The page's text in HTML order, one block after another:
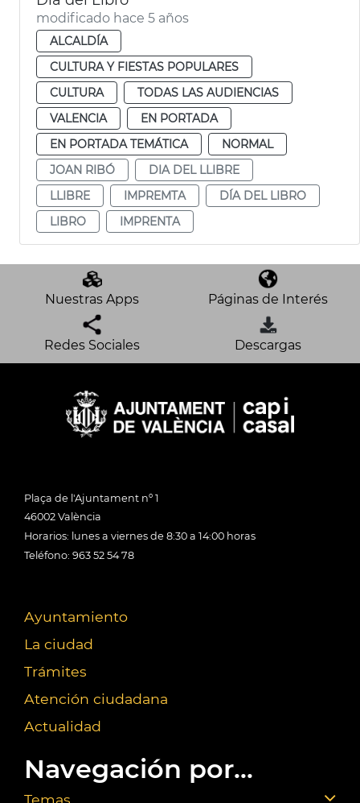
modificado hace 5 años
ALCALDÍA
CULTURA Y FIESTAS POPULARES
CULTURA
TODAS LAS AUDIENCIAS
VALENCIA
EN PORTADA
EN PORTADA TEMÁTICA
NORMAL
JOAN RIBÓ
DIA DEL LLIBRE
LLIBRE
IMPREMTA
DÍA DEL LIBRO
LIBRO
IMPRENTA
Nuestras Apps Páginas de Interés
Redes Sociales Descargas
Plaça de l'Ajuntament nº 1
46002 València
Horarios: lunes a viernes de 8:30 a 14:00 horas
Teléfono: 963 52 54 78
Ayuntamiento
La ciudad
Trámites
Atención ciudadana
Actualidad
Navegación por...
Temas